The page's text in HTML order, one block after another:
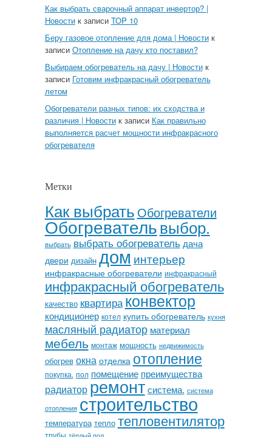
Как выбрать сварочный аппарат инвертор? |
Новостик записи TOP 10
Беру газовое отопление для дома | Новостик
записи Отопление на дачу кто поставил?
Выбираем обогреватель на дачу | Новостик
записи Готовим инфракрасный обогреватель
летом
Обогреватели разных типов: их сходства и
различия | Новостик записи Как правильно
выполняется расчет мощности инфракрасного
обогревателя
Метки
Как выбрать Обогреватели
Обогревательвыбор.
выбрать выбрать обогреватель дача
двери дизайн дом интерьер
инфракрасные обогреватели инфракрасный
инфракрасный обогреватель
качество квартираконвектор
кондиционер котел купить обогреватель кухня
масляный радиатор материал
мебель монтаж мощность недвижимость
обогрев окна отделка отопление
покупка. пол помещение преимущества
радиатор ремонт система. система
отопления строительство
температура тепло тепловентилятор
трубы